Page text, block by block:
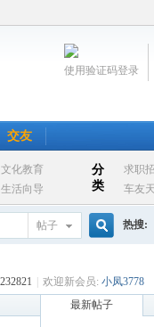
使用验证码登录
交友
帖子 热搜:
232821
欢迎新会员: 小凤3778
最新帖子